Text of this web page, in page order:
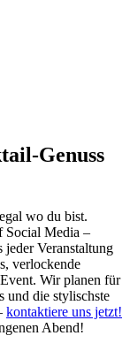
Genuss
wo du bist.
Social Media –
jeder Veranstaltung
verlockende
Wir planen für
und die stylischste
kontaktiere uns jetzt!
Abend!